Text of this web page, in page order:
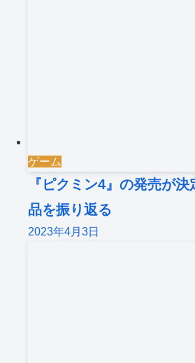
ゲーム
『ピクミン4』の発売が
品を振り返る
2023年4月3日